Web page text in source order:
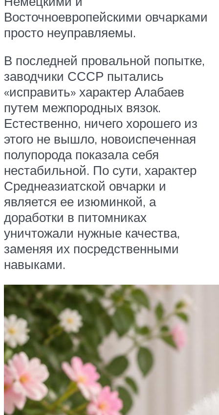
Восточноевропейскими овчарками
просто неуправляемы.
В последней провальной попытке,
заводчики СССР пытались
«исправить» характер Алабаев
путем межпородных вязок.
Естественно, ничего хорошего из
этого не вышло, новоиспеченная
полупорода показала себя
нестабильной. По сути, характер
Среднеазиатской овчарки и
является ее изюминкой, а
доработки в питомниках
уничтожали нужные качества,
заменяя их посредственными
навыками.